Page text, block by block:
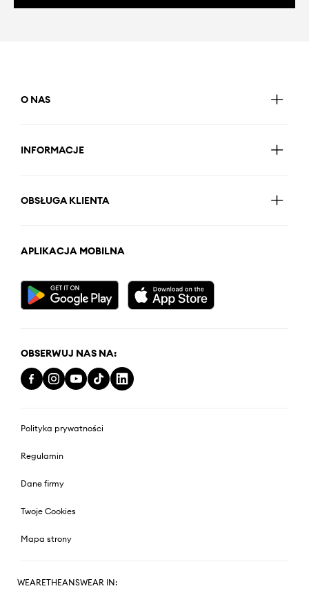
O NAS
INFORMACJE
OBSŁUGA KLIENTA
APLIKACJA MOBILNA
OBSERWUJ NAS NA:
Polityka prywatności
Regulamin
Dane firmy
Twoje Cookies
Mapa strony
WEARETHEANSWEAR IN: